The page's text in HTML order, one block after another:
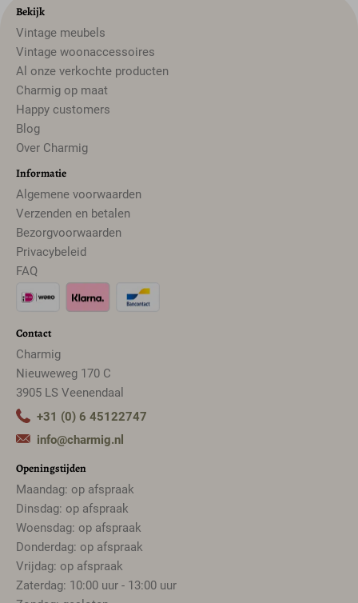
Bekijk
Vintage meubels
Vintage woonaccessoires
Al onze verkochte producten
Charmig op maat
Happy customers
Blog
Over Charmig
Informatie
Algemene voorwaarden
Verzenden en betalen
Bezorgvoorwaarden
Privacybeleid
FAQ
Contact
Charmig
Nieuweweg 170 C
3905 LS Veenendaal
+31 (0) 6 45122747
info@charmig.nl
Openingstijden
Maandag: op afspraak
Dinsdag: op afspraak
Woensdag: op afspraak
Donderdag: op afspraak
Vrijdag: op afspraak
Zaterdag: 10:00 uur - 13:00 uur